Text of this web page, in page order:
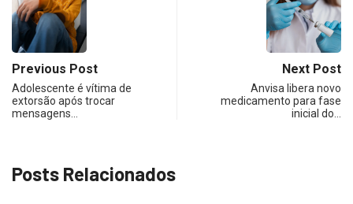
Previous Post
Adolescente é vítima de
extorsão após trocar
mensagens…
Next Post
Anvisa libera novo
medicamento para fase
inicial do…
Posts Relacionados